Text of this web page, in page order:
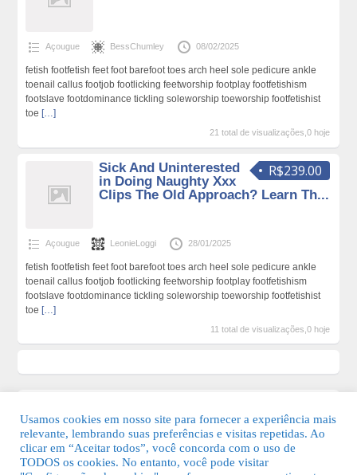
Açougue BessChumley 08/02/2025
fetish footfetish feet foot barefoot toes arch heel sole pedicure ankle
toenail callus footjob footlicking feetworship footplay footfetishism
footslave footdominance tickling soleworship toeworship footfetishist
toe […]
21 total de visualizações,0 hoje
R$239.00
Sick And Uninterested
in Doing Naughty Xxx
Clips The Old Approach? Learn Th...
Açougue LeonieLoggi 28/01/2025
fetish footfetish feet foot barefoot toes arch heel sole pedicure ankle
toenail callus footjob footlicking feetworship footplay footfetishism
footslave footdominance tickling soleworship toeworship footfetishist
toe […]
11 total de visualizações,0 hoje
Usamos cookies em nosso site para fornecer a experiência mais
relevante, lembrando suas preferências e visitas repetidas. Ao
clicar em “Aceitar todos”, você concorda com o uso de
TODOS os cookies. No entanto, você pode visitar